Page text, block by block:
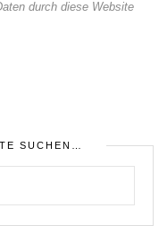
durch diese Website
SUCHEN…